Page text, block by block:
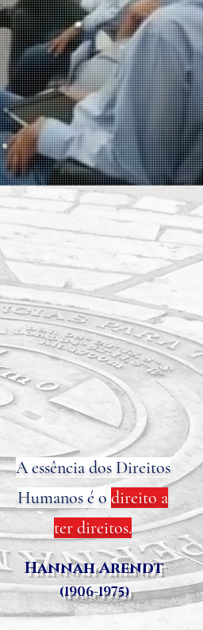
A essência dos Direitos
Humanos é odireito a
ter direitos.
Hannah Arendt
(1906-1975)